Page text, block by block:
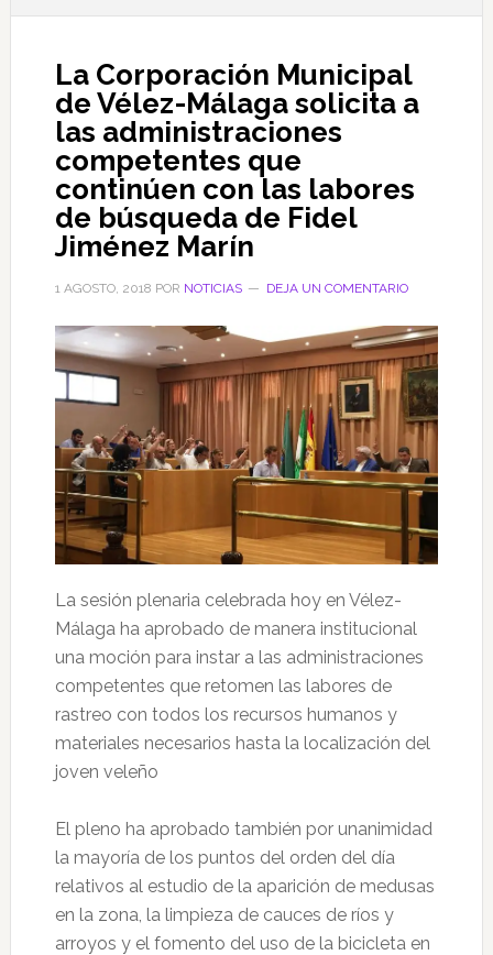
La Corporación Municipal
de Vélez-Málaga solicita a
las administraciones
competentes que
continúen con las labores
de búsqueda de Fidel
Jiménez Marín
1 AGOSTO, 2018 POR NOTICIAS DEJA UN COMENTARIO
La sesión plenaria celebrada hoy en Vélez-
Málaga ha aprobado de manera institucional
una moción para instar a las administraciones
competentes que retomen las labores de
rastreo con todos los recursos humanos y
materiales necesarios hasta la localización del
joven veleño
El pleno ha aprobado también por unanimidad
la mayoría de los puntos del orden del día
relativos al estudio de la aparición de medusas
en la zona, la limpieza de cauces de ríos y
arroyos y el fomento del uso de la bicicleta en